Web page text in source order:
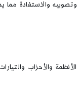
والاستفادة مما
والأحزاب